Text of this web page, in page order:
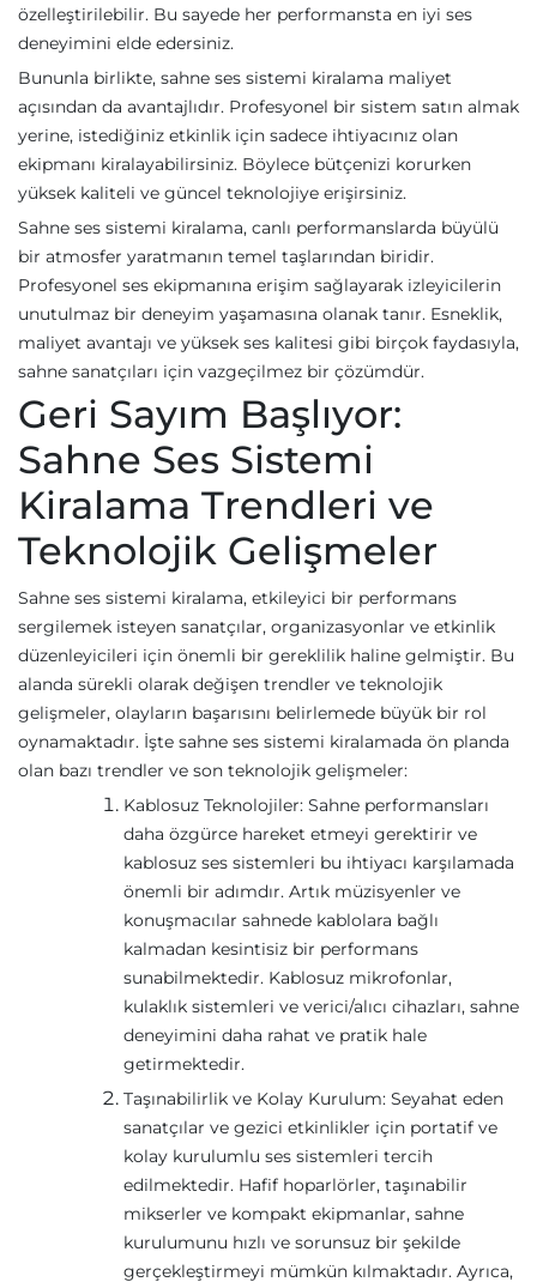
özelleştirilebilir. Bu sayede her performansta en iyi ses
deneyimini elde edersiniz.
Bununla birlikte, sahne ses sistemi kiralama maliyet
açısından da avantajlıdır. Profesyonel bir sistem satın almak
yerine, istediğiniz etkinlik için sadece ihtiyacınız olan
ekipmanı kiralayabilirsiniz. Böylece bütçenizi korurken
yüksek kaliteli ve güncel teknolojiye erişirsiniz.
Sahne ses sistemi kiralama, canlı performanslarda büyülü
bir atmosfer yaratmanın temel taşlarından biridir.
Profesyonel ses ekipmanına erişim sağlayarak izleyicilerin
unutulmaz bir deneyim yaşamasına olanak tanır. Esneklik,
maliyet avantajı ve yüksek ses kalitesi gibi birçok faydasıyla,
sahne sanatçıları için vazgeçilmez bir çözümdür.
Geri Sayım Başlıyor:
Sahne Ses Sistemi
Kiralama Trendleri ve
Teknolojik Gelişmeler
Sahne ses sistemi kiralama, etkileyici bir performans
sergilemek isteyen sanatçılar, organizasyonlar ve etkinlik
düzenleyicileri için önemli bir gereklilik haline gelmiştir. Bu
alanda sürekli olarak değişen trendler ve teknolojik
gelişmeler, olayların başarısını belirlemede büyük bir rol
oynamaktadır. İşte sahne ses sistemi kiralamada ön planda
olan bazı trendler ve son teknolojik gelişmeler:
Kablosuz Teknolojiler: Sahne performansları
daha özgürce hareket etmeyi gerektirir ve
kablosuz ses sistemleri bu ihtiyacı karşılamada
önemli bir adımdır. Artık müzisyenler ve
konuşmacılar sahnede kablolara bağlı
kalmadan kesintisiz bir performans
sunabilmektedir. Kablosuz mikrofonlar,
kulaklık sistemleri ve verici/alıcı cihazları, sahne
deneyimini daha rahat ve pratik hale
getirmektedir.
Taşınabilirlik ve Kolay Kurulum: Seyahat eden
sanatçılar ve gezici etkinlikler için portatif ve
kolay kurulumlu ses sistemleri tercih
edilmektedir. Hafif hoparlörler, taşınabilir
mikserler ve kompakt ekipmanlar, sahne
kurulumunu hızlı ve sorunsuz bir şekilde
gerçekleştirmeyi mümkün kılmaktadır. Ayrıca,